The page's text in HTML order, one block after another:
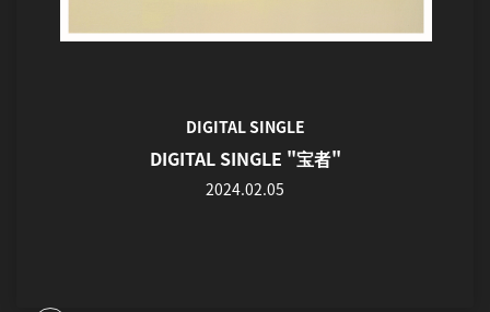
DIGITAL SINGLE
DIGITAL SINGLE "宝者"
2024.02.05